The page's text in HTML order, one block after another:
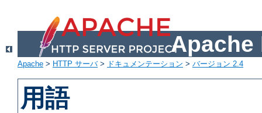
Apache
Apache > HTTP サーバ> ドキュメンテーション > バージョン 2.4
用語